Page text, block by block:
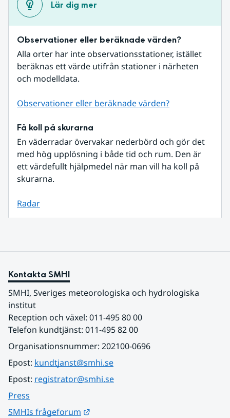
Lär dig mer
Observationer eller beräknade värden?
Alla orter har inte observationsstationer, istället
beräknas ett värde utifrån stationer i närheten
och modelldata.
Observationer eller beräknade värden?
Få koll på skurarna
En väderradar övervakar nederbörd och gör det
med hög upplösning i både tid och rum. Den är
ett värdefullt hjälpmedel när man vill ha koll på
skurarna.
Radar
Kontakta SMHI
SMHI, Sveriges meteorologiska och hydrologiska
institut
Reception och växel: 011-495 80 00
Telefon kundtjänst: 011-495 82 00
Organisationsnummer: 202100-0696
Epost: kundtjanst@smhi.se
Epost: registrator@smhi.se
Press
SMHIs frågeforum